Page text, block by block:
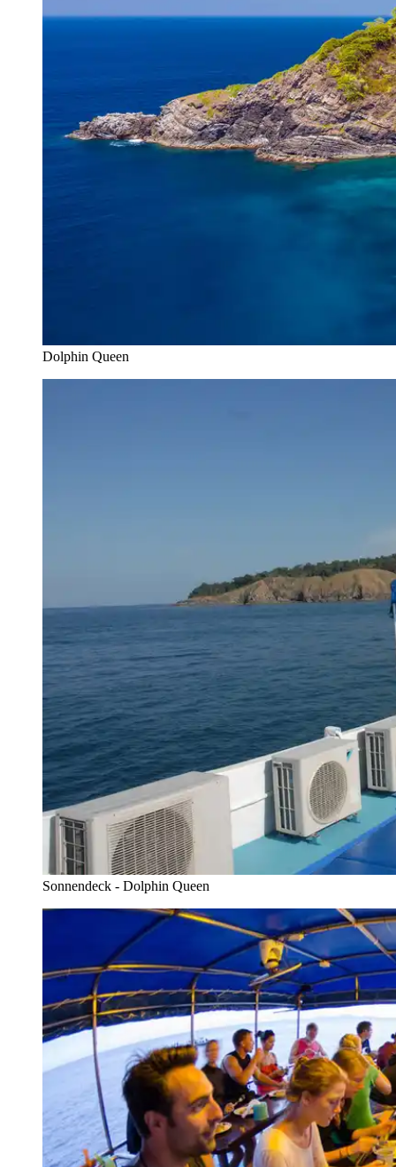
Dolphin Queen
Sonnendeck - Dolphin Queen